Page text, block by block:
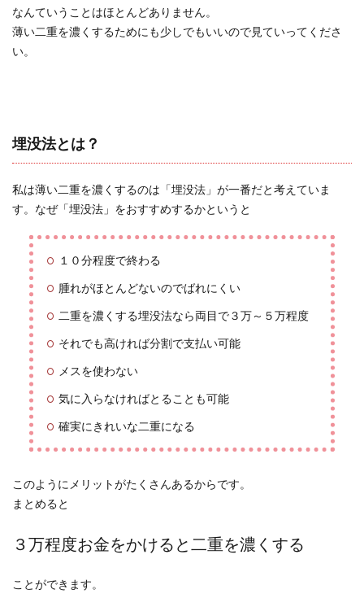
なんていうことはほとんどありません。
薄い二重を濃くするためにも少しでもいいので見ていってくださ
い。
埋没法とは？
私は薄い二重を濃くするのは「埋没法」が一番だと考えていま
す。なぜ「埋没法」をおすすめするかというと
１０分程度で終わる
腫れがほとんどないのでばれにくい
二重を濃くする埋没法なら両目で３万～５万程度
それでも高ければ分割で支払い可能
メスを使わない
気に入らなければとることも可能
確実にきれいな二重になる
このようにメリットがたくさんあるからです。
まとめると
３万程度お金をかけると二重を濃くする
ことができます。